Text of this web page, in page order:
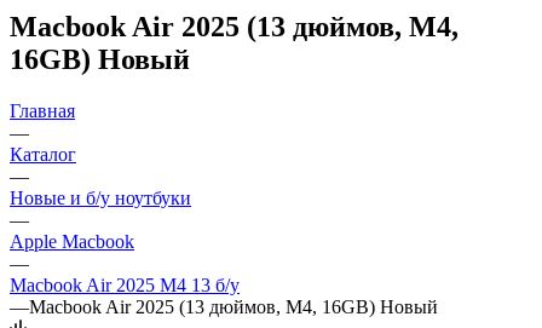
Macbook Air 2025 (13 дюймов, M4,
16GB) Новый
Главная
—
Каталог
—
Новые и б/у ноутбуки
—
Apple Macbook
—
Macbook Air 2025 M4 13 б/у
—Macbook Air 2025 (13 дюймов, M4, 16GB) Новый